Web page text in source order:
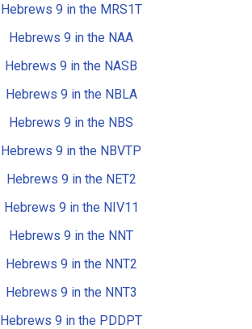
Hebrews 9 in the MRS1T
Hebrews 9 in the NAA
Hebrews 9 in the NASB
Hebrews 9 in the NBLA
Hebrews 9 in the NBS
Hebrews 9 in the NBVTP
Hebrews 9 in the NET2
Hebrews 9 in the NIV11
Hebrews 9 in the NNT
Hebrews 9 in the NNT2
Hebrews 9 in the NNT3
Hebrews 9 in the PDDPT